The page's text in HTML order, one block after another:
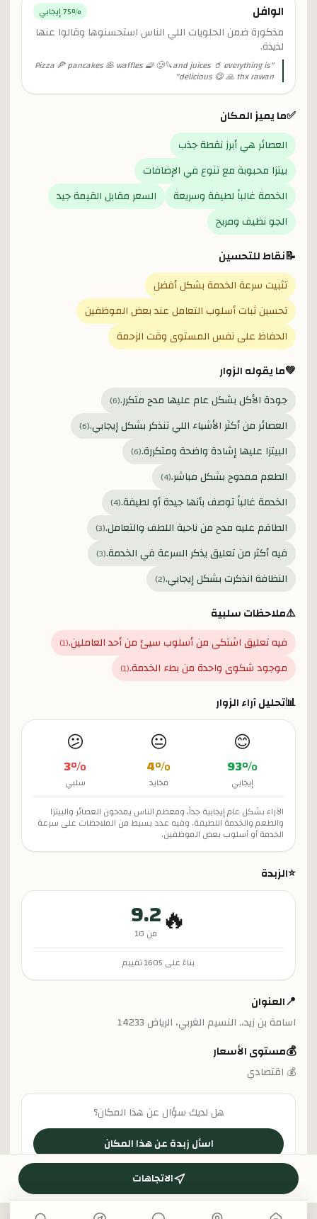
الوافل 75% إيجابي
مذكورة ضمن الحلويات اللي الناس استحسنوها وقالوا عنها
لذيذة.
"
Pizza 🍕 pancakes 🥞 waffles 🧇 🥲🔪and juices 🥤 everything is
delicious 😋 🙏 thx rawan
"
✅ما يميز المكان
العصائر هي أبرز نقطة جذب
بيتزا محبوبة مع تنوع في الإضافات
الخدمة غالباً لطيفة وسريعة
السعر مقابل القيمة جيد
الجو نظيف ومريح
📝نقاط للتحسين
تثبيت سرعة الخدمة بشكل أفضل
تحسين ثبات أسلوب التعامل عند بعض الموظفين
الحفاظ على نفس المستوى وقت الزحمة
💚ما يقوله الزوار
جودة الأكل بشكل عام عليها مدح متكرر.(
6
)
العصائر من أكثر الأشياء اللي تنذكر بشكل إيجابي.(
6
)
البيتزا عليها إشادة واضحة ومتكررة.(
6
)
الطعم ممدوح بشكل مباشر.(
4
)
الخدمة غالباً توصف بأنها جيدة أو لطيفة.(
4
)
الطاقم عليه مدح من ناحية اللطف والتعامل.(
3
)
فيه أكثر من تعليق يذكر السرعة في الخدمة.(
3
)
النظافة انذكرت بشكل إيجابي.(
2
)
⚠️ملاحظات سلبية
فيه تعليق اشتكى من أسلوب سيئ من أحد العاملين.(
1
)
موجود شكوى واحدة من بطء الخدمة.(
1
)
📊تحليل آراء الزوار
😊
93%
إيجابي
😐
4%
محايد
😕
3%
سلبي
الآراء بشكل عام إيجابية جداً، ومعظم الناس يمدحون العصائر والبيتزا
والطعم والخدمة اللطيفة. وفيه عدد بسيط من الملاحظات على سرعة
الخدمة أو أسلوب بعض الموظفين.
⭐الزبدة
🔥
9.2
من 10
بناءً على 1605تقييم
📍العنوان
اسامة بن زيد،, النسيم الغربي، الرياض 14233
💰مستوى الأسعار
💰 اقتصادي
هل لديك سؤال عن هذا المكان؟
اسأل زبدة عن هذا المكان
الاتجاهات